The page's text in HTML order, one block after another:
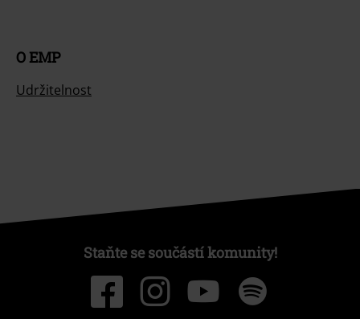
O EMP
Udržitelnost
Staňte se součástí komunity!